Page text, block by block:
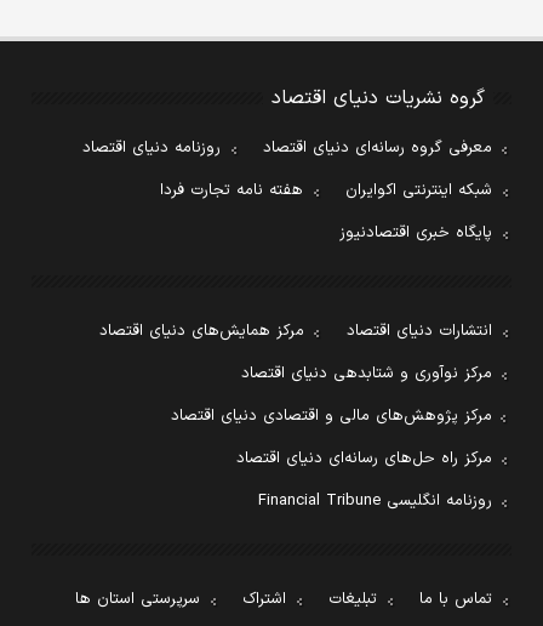
گروه نشریات دنیای اقتصاد
معرفی گروه رسانه‌ای دنیای اقتصاد
روزنامه دنیای اقتصاد
شبکه اینترنتی اکوایران
هفته نامه تجارت فردا
پایگاه خبری اقتصادنیوز
انتشارات دنیای اقتصاد
مرکز همایش‌های دنیای اقتصاد
مرکز نوآوری و شتابدهی دنیای اقتصاد
مرکز پژوهش‌های مالی و اقتصادی دنیای اقتصاد
مرکز راه حل‌های رسانه‌ای دنیای اقتصاد
روزنامه انگلیسی Financial Tribune
تماس با ما تبلیغات اشتراک سرپرستی استان ها